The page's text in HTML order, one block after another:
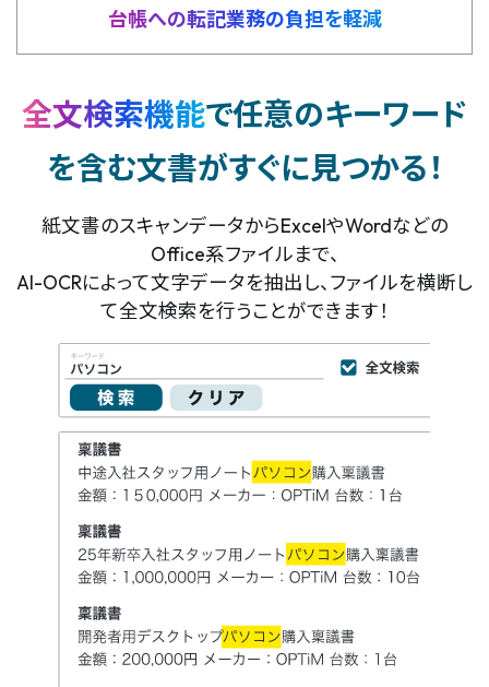
台帳への転記業務の負担を軽減
全文検索機能で任意のキーワード
を含む文書がすぐに見つかる！
紙文書のスキャンデータからExcelやWordなどの
Office系ファイルまで、
AI-OCRによって文字データを抽出し、ファイルを横断し
て全文検索を行うことができます！